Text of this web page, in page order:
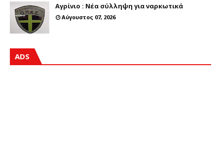
Αγρίνιο : Νέα σύλληψη για ναρκωτικά
Αύγουστος 07, 2026
ADS